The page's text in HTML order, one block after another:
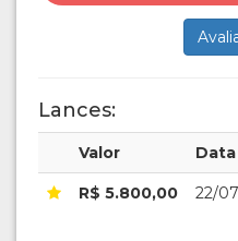
Lances:
Valor Data
R$ 5.800,00 22/